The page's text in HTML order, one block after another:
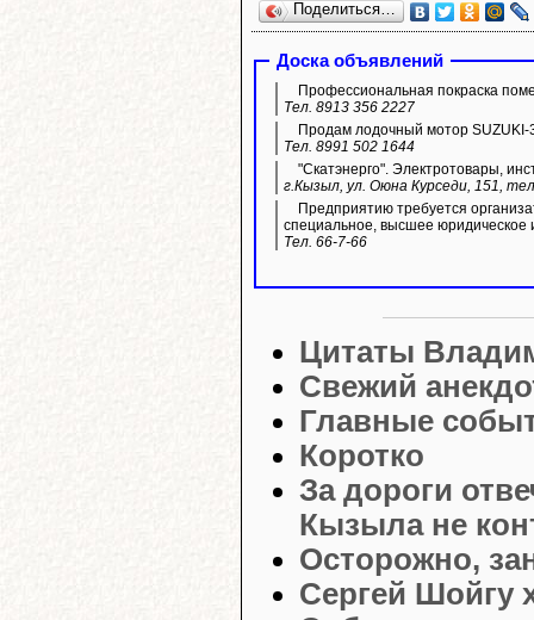
Поделиться…
Доска объявлений
Профессиональная покраска
Тел. 8913 356 2227
Продам лодочный мотор SUZUKI-
Тел. 8991 502 1644
"Скатэнерго". Электротовары,
г.Кызыл, ул. Оюна Курседи, 151,
Предприятию требуется
специальное, высшее юридическое
Тел. 66-7-66
Цитаты
Свежий
Главные
Коротко
За дороги
Кызыла не
Осторожно,
Сергей Шойгу